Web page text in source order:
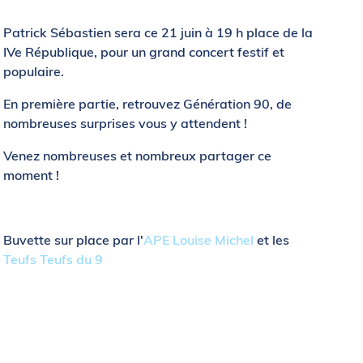
Patrick Sébastien sera ce 21 juin à 19 h place de la
IVe République, pour un grand concert festif et
populaire.
En première partie, retrouvez Génération 90, de
nombreuses surprises vous y attendent !
Venez nombreuses et nombreux partager ce
moment !
Buvette sur place par l'APE Louise Michel et les
Teufs Teufs du 9